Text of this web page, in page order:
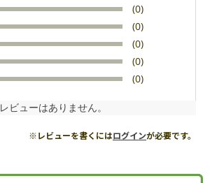
(0)
(0)
(0)
(0)
(0)
レビューはありません。
※レビューを書くにはログインが必要です。